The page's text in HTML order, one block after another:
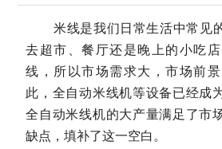
米线是我们日常生活中常见
去超市、餐厅还是晚上的小吃
线，所以市场需求大，市场前
此，全自动米线机等设备已经成
全自动米线机的大产量满足了市
缺点，填补了这一空白。